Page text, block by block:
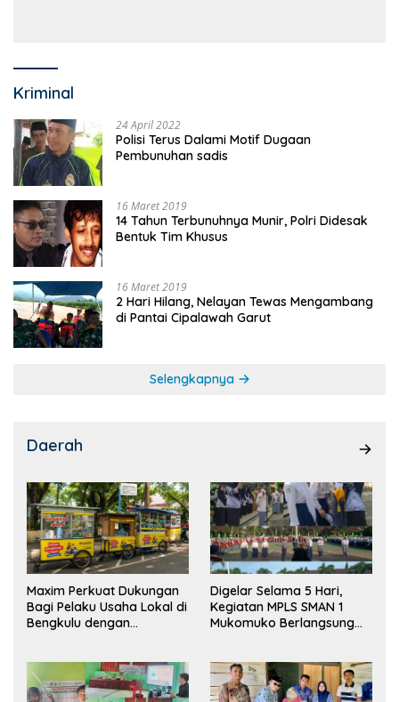
Kriminal
24 April 2022
Polisi Terus Dalami Motif Dugaan
Pembunuhan sadis
16 Maret 2019
14 Tahun Terbunuhnya Munir, Polri Didesak
Bentuk Tim Khusus
16 Maret 2019
2 Hari Hilang, Nelayan Tewas Mengambang
di Pantai Cipalawah Garut
Selengkapnya
Daerah
Maxim Perkuat Dukungan
Bagi Pelaku Usaha Lokal di
Bengkulu dengan
Pasar
Digelar Selama 5 Hari,
Kegiatan MPLS SMAN 1
Mukomuko Berlangsung